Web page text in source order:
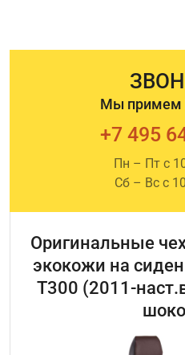
Мы примем
+7 495
Пн – Пт с
Сб – Вс с 10
Оригинальные
экокожи на
T300 (2011-